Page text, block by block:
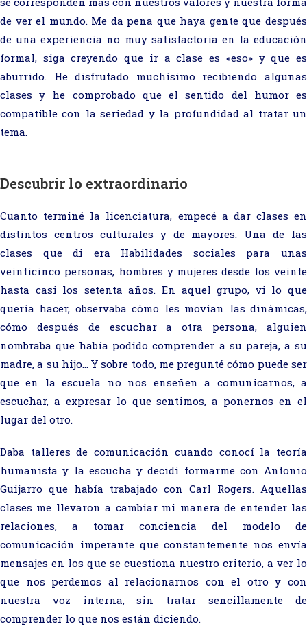
de ver el mundo. Me da pena que haya gente que después
de una experiencia no muy satisfactoria en la educación
formal, siga creyendo que ir a clase es «eso» y que es
aburrido. He disfrutado muchísimo recibiendo algunas
clases y he comprobado que el sentido del humor es
compatible con la seriedad y la profundidad al tratar un
tema.
Descubrir lo extraordinario
Cuanto terminé la licenciatura, empecé a dar clases en
distintos centros culturales y de mayores. Una de las
clases que di era Habilidades sociales para unas
veinticinco personas, hombres y mujeres desde los veinte
hasta casi los setenta años. En aquel grupo, vi lo que
quería hacer, observaba cómo les movían las dinámicas,
cómo después de escuchar a otra persona, alguien
nombraba que había podido comprender a su pareja, a su
madre, a su hijo… Y sobre todo, me pregunté cómo puede ser
que en la escuela no nos enseñen a comunicarnos, a
escuchar, a expresar lo que sentimos, a ponernos en el
lugar del otro.
Daba talleres de comunicación cuando conocí la teoría
humanista y la escucha y decidí formarme con Antonio
Guijarro que había trabajado con Carl Rogers. Aquellas
clases me llevaron a cambiar mi manera de entender las
relaciones, a tomar conciencia del modelo de
comunicación imperante que constantemente nos envía
mensajes en los que se cuestiona nuestro criterio, a ver lo
que nos perdemos al relacionarnos con el otro y con
nuestra voz interna, sin tratar sencillamente de
comprender lo que nos están diciendo.